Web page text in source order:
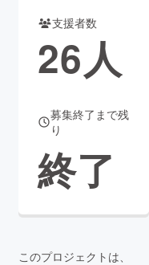
支援者数
26人
募集終了まで残
り
終了
このプロジェクトは、